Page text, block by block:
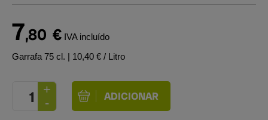
7,80 € IVA incluído
Garrafa 75 cl. | 10,40 € / Litro